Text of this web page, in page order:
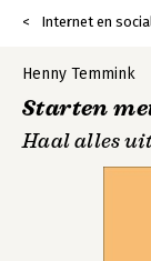
Internet en
Henny Temmink
Starten
Haal alles